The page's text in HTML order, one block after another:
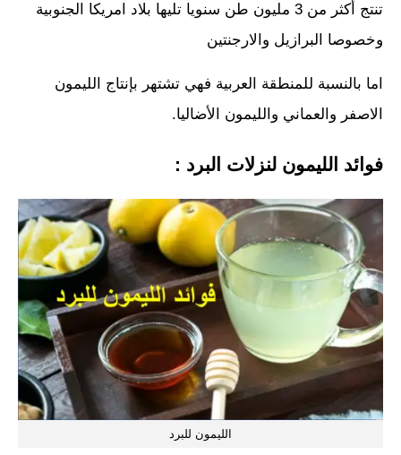
تنتج أكثر من 3 مليون طن سنويا تليها بلاد امريكا الجنوبية
وخصوصا البرازيل والارجنتين
اما بالنسبة للمنطقة العربية فهي تشتهر بإنتاج الليمون
الاصفر والعماني والليمون الأضاليا.
فوائد الليمون لنزلات البرد :
الليمون للبرد